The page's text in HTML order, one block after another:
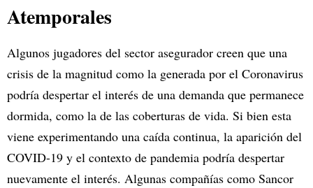
Atemporales
Algunos jugadores del sector asegurador creen que una
crisis de la magnitud como la generada por el Coronavirus
podría despertar el interés de una demanda que permanece
dormida, como la de las coberturas de vida. Si bien esta
viene experimentando una caída continua, la aparición del
COVID-19 y el contexto de pandemia podría despertar
nuevamente el interés. Algunas compañías como Sancor